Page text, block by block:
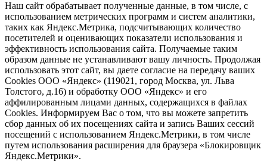
Наш сайт обрабатывает полученные данные, в том числе, с
использованием метрических программ и систем аналитики,
таких как Яндекс.Метрика, подсчитывающих количество
посетителей и оценивающих показатели использования и
эффективность использования сайта. Получаемые таким
образом данные не устанавливают вашу личность. Продолжая
использовать этот сайт, вы даете согласие на передачу ваших
Cookies ООО «Яндекс» (119021, город Москва, ул. Льва
Толстого, д.16) и обработку ООО «Яндекс» и его
аффилированным лицами данных, содержащихся в файлах
Cookies. Информируем Вас о том, что вы можете запретить
сбор данных об их посещениях сайта и запись Ваших сессий
посещений с использованием Яндекс.Метрики, в том числе
путем использования расширения для браузера «Блокировщик
Яндекс.Метрики».